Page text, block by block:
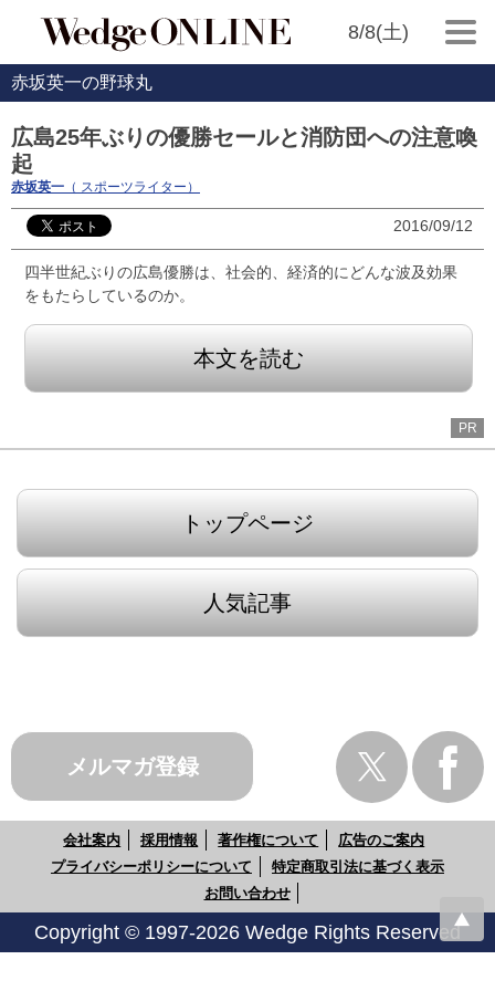
8/8(土)
赤坂英一の野球丸
広島25年ぶりの優勝セールと消防団への注意喚
起
赤坂英一 （ スポーツライター）
2016/09/12
四半世紀ぶりの広島優勝は、社会的、経済的にどんな波及効果
をもたらしているのか。
本文を読む
PR
トップページ
人気記事
メルマガ登録
会社案内 採用情報 著作権について
広告のご案内
プライバシーポリシーについて
特定商取引法に基づく表示
お問い合わせ
Copyright © 1997-2026 Wedge Rights Reserved